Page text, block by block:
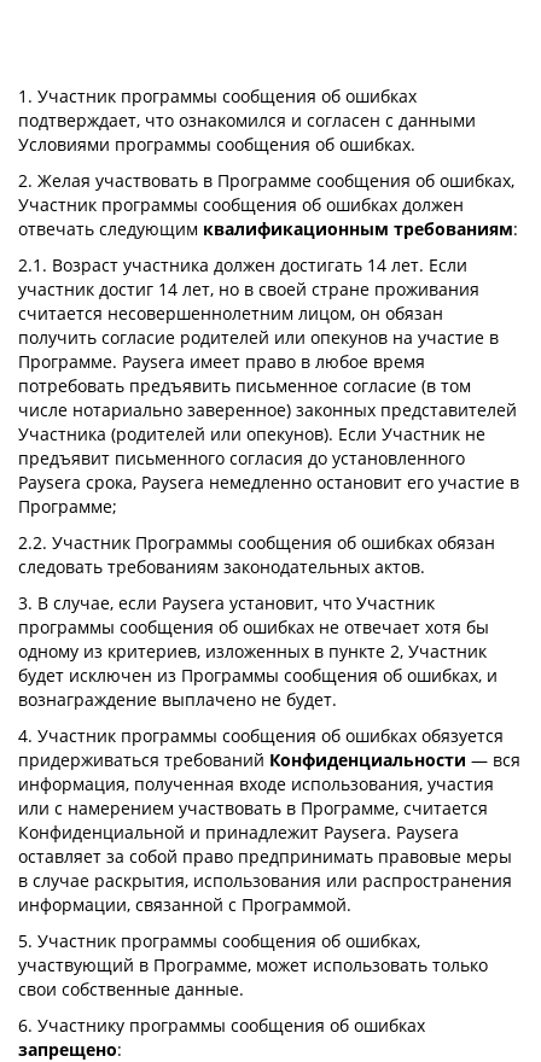
1. Участник программы сообщения об ошибках
подтверждает, что ознакомился и согласен с данными
Условиями программы сообщения об ошибках.
2. Желая участвовать в Программе сообщения об ошибках,
Участник программы сообщения об ошибках должен
отвечать следующим квалификационным требованиям:
2.1. Возраст участника должен достигать 14 лет. Если
участник достиг 14 лет, но в своей стране проживания
считается несовершеннолетним лицом, он обязан
получить согласие родителей или опекунов на участие в
Программе. Paysera имеет право в любое время
потребовать предъявить письменное согласие (в том
числе нотариально заверенное) законных представителей
Участника (родителей или опекунов). Если Участник не
предъявит письменного согласия до установленного
Paysera срока, Paysera немедленно остановит его участие в
Программе;
2.2. Участник Программы сообщения об ошибках обязан
следовать требованиям законодательных актов.
3. В случае, если Paysera установит, что Участник
программы сообщения об ошибках не отвечает хотя бы
одному из критериев, изложенных в пункте 2, Участник
будет исключен из Программы сообщения об ошибках, и
вознаграждение выплачено не будет.
4. Участник программы сообщения об ошибках обязуется
придерживаться требований Конфиденциальности — вся
информация, полученная входе использования, участия
или с намерением участвовать в Программе, считается
Конфиденциальной и принадлежит Paysera. Paysera
оставляет за собой право предпринимать правовые меры
в случае раскрытия, использования или распространения
информации, связанной с Программой.
5. Участник программы сообщения об ошибках,
участвующий в Программе, может использовать только
свои собственные данные.
6. Участнику программы сообщения об ошибках
запрещено: